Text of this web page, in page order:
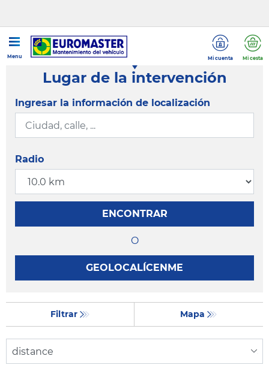
Menu Mi cuenta Mi cesta
Lugar de la intervención
Ingresar la información de localización
Radio
ENCONTRAR
O
GEOLOCALÍCENME
Filtrar Mapa